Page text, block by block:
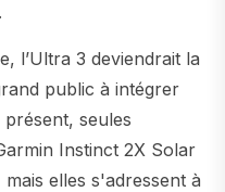
l’Ultra 3 deviendrait la
public à intégrer
présent, seules
Instinct 2X Solar
elles s'adressent à